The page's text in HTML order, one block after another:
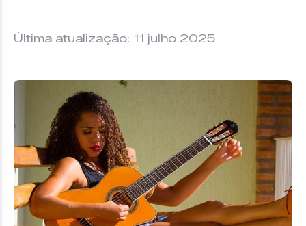
Última atualização: 11 julho 2025